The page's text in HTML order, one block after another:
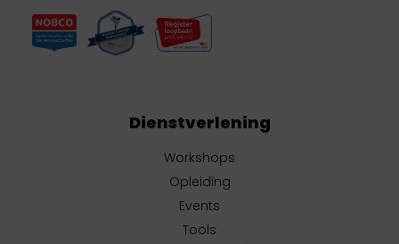
Dienstverlening
Workshops
Opleiding
Events
Tools